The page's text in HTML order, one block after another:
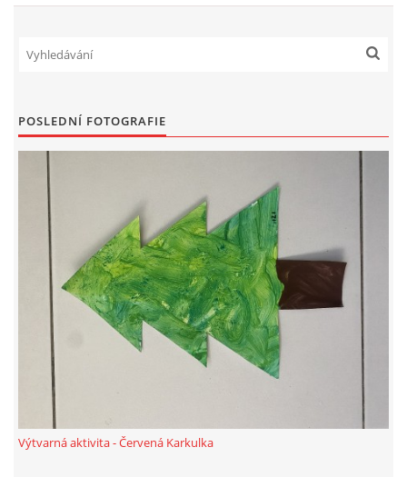
ŠABLONY
DOPORUČUJI
POLYTECHNICKÉ ČINNOSTI
PORTFÓLIO DÍTĚTE
MOTIVAČNÍ CITÁTY PRO UČITELE
POSLEDNÍ FOTOGRAFIE
Výtvarná aktivita - Červená Karkulka